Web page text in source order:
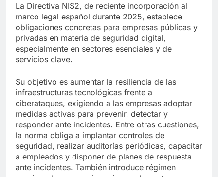
La Directiva NIS2, de reciente incorporación al
marco legal español durante 2025, establece
obligaciones concretas para empresas públicas y
privadas en materia de seguridad digital,
especialmente en sectores esenciales y de
servicios clave.
Su objetivo es aumentar la resiliencia de las
infraestructuras tecnológicas frente a
ciberataques, exigiendo a las empresas adoptar
medidas activas para prevenir, detectar y
responder ante incidentes. Entre otras cuestiones,
la norma obliga a implantar controles de
seguridad, realizar auditorías periódicas, capacitar
a empleados y disponer de planes de respuesta
ante incidentes. También introduce régimen